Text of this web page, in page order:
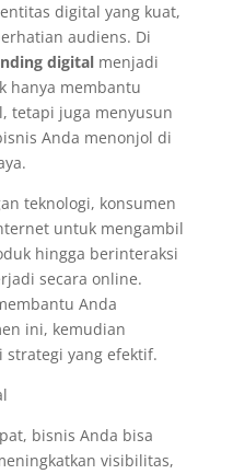
digital yang kuat,
audiens. Di
digitalmenjadi
hanya membantu
tetapi juga menyusun
Anda menonjol di
teknologi, konsumen
untuk mengambil
hingga berinteraksi
secara online.
Anda
ini, kemudian
strategi yang efektif.
bisnis Anda bisa
visibilitas,